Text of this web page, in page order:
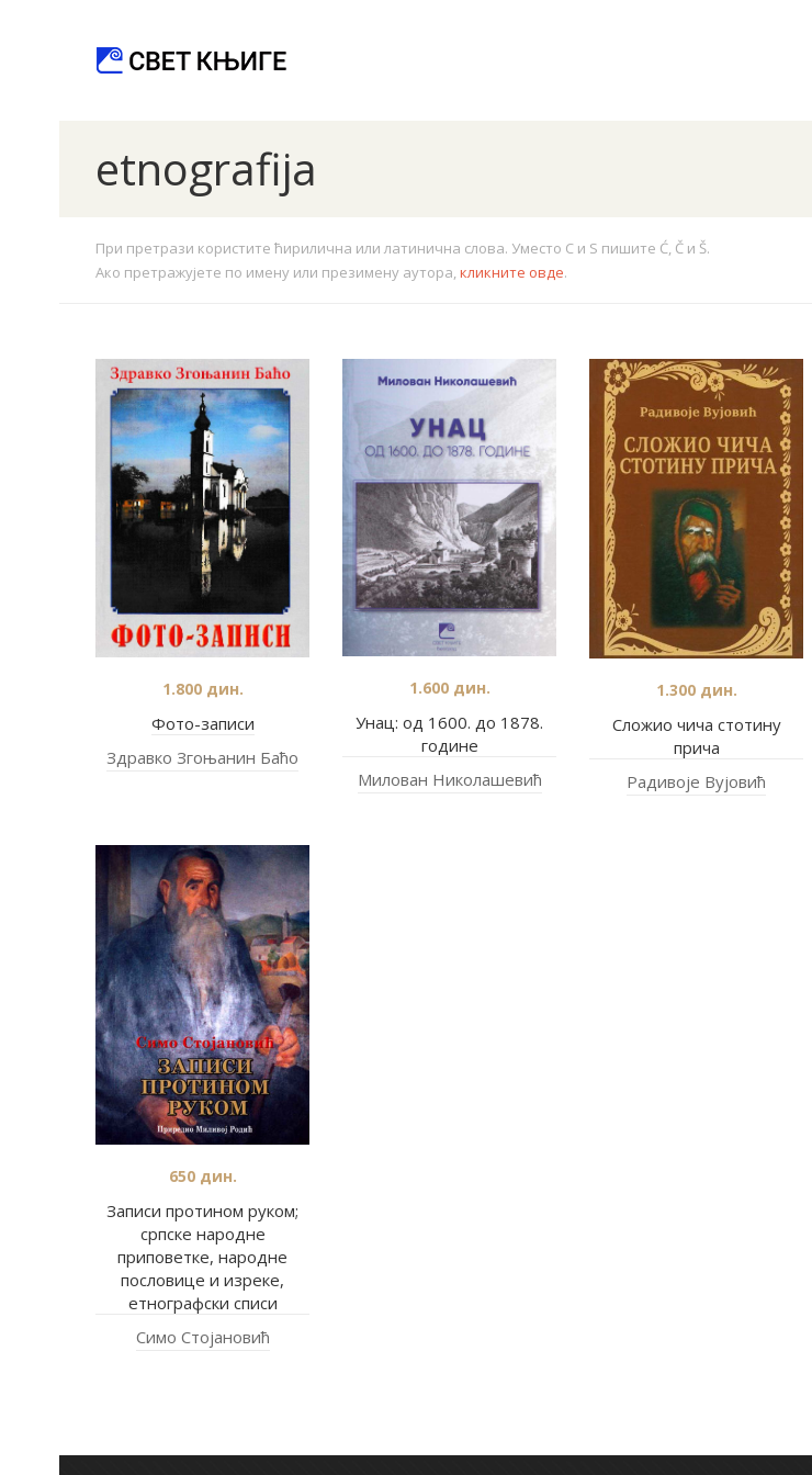
etnografija
При претрази користите ћирилична или латинична слова. Уместо C и S пишите Ć, Č и Š.
Ако претражујете по имену или презимену аутора,кликните овде.
Фото-записи
1.800дин.
Здравко Згоњанин Баћо
Унац: од 1600. до 1878.
године
1.600дин.
Милован Николашевић
Сложио чича стотину
прича
1.300дин.
Радивоје Вујовић
Записи протином руком;
српске народне
приповетке, народне
пословице и изреке,
етнографски списи
650дин.
Симо Стојановић